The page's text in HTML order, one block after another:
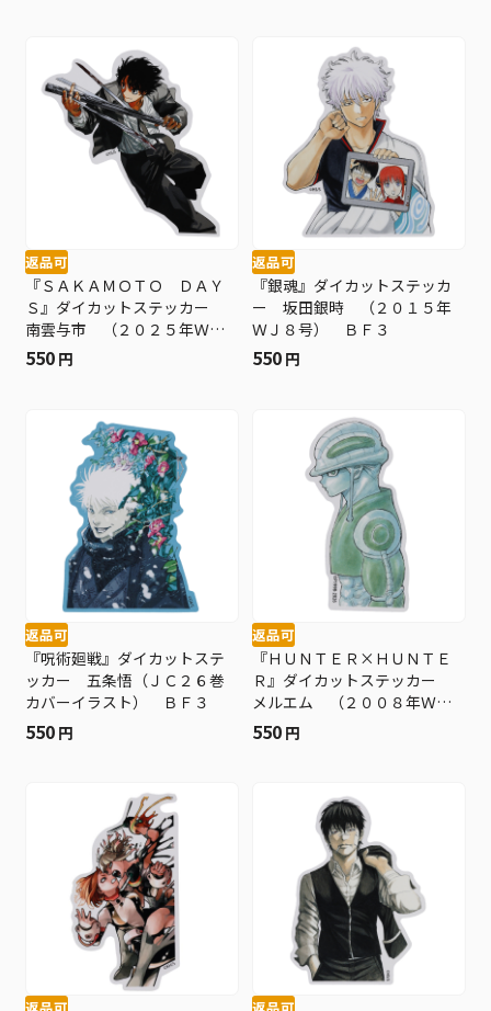
返品可
『ＳＡＫＡＭＯＴＯ ＤＡＹ
Ｓ』ダイカットステッカー
南雲与市 （２０２５年ＷＪ
２５号） ＢＦ３
550 円
返品可
『銀魂』ダイカットステッカ
ー 坂田銀時 （２０１５年
ＷＪ８号） ＢＦ３
550 円
返品可
『呪術廻戦』ダイカットステ
ッカー 五条悟（ＪＣ２６巻
カバーイラスト） ＢＦ３
550 円
返品可
『ＨＵＮＴＥＲ×ＨＵＮＴＥ
Ｒ』ダイカットステッカー
メルエム （２００８年ＷＪ
２１号） ＢＦ３
550 円